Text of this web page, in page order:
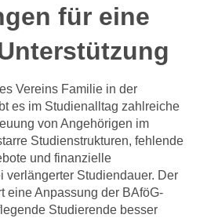
für eine
Vereins Familie in der
es im Studienalltag zahlreiche
von Angehörigen im
Studienstrukturen, fehlende
und finanzielle
verlängerter Studiendauer. Der
eine Anpassung der BAföG-
Studierende besser